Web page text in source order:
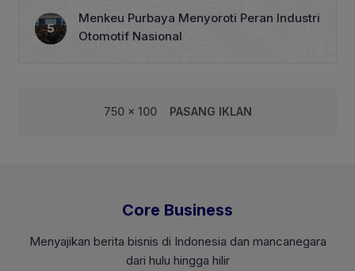
Menkeu Purbaya Menyoroti Peran Industri
Otomotif Nasional
750 x 100 PASANG IKLAN
Core Business
Menyajikan berita bisnis di Indonesia dan mancanegara
dari hulu hingga hilir